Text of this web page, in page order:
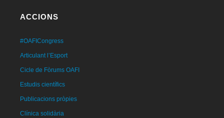
ACCIONS
#OAFICongress
Articulant l’Esport
Cicle de Fòrums OAFI
Estudis científics
Publicacions pròpies
Clínica solidària